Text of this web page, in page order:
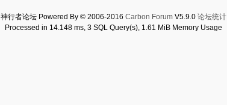
神行者论坛 Powered By © 2006-2016 Carbon ForumV5.9.0 论坛统计
Processed in 14.148 ms, 3 SQL Query(s), 1.61 MiB Memory Usage